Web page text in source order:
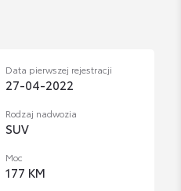
Data pierwszej rejestracji
27-04-2022
Rodzaj nadwozia
SUV
Moc
177 KM